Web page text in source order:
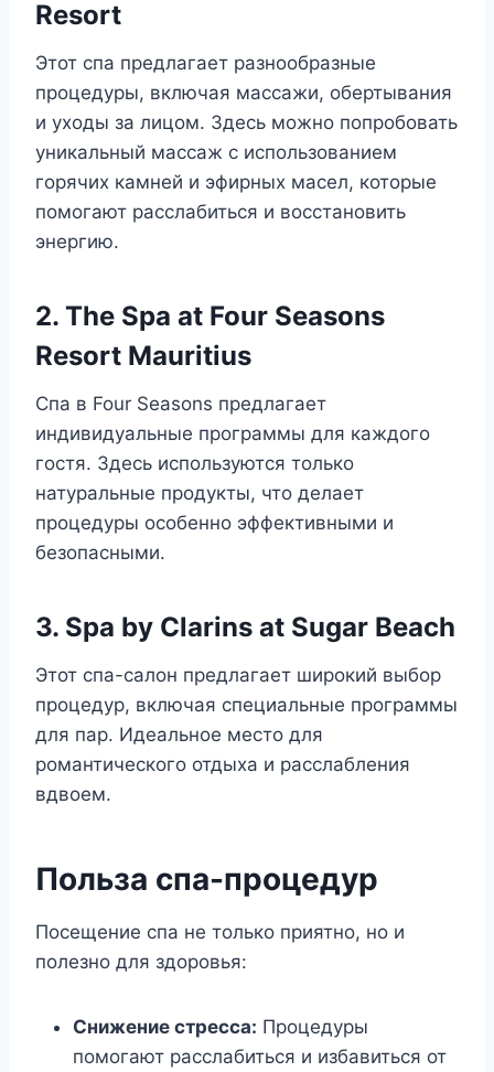
Resort
Этот спа предлагает разнообразные
процедуры, включая массажи, обертывания
и уходы за лицом. Здесь можно попробовать
уникальный массаж с использованием
горячих камней и эфирных масел, которые
помогают расслабиться и восстановить
энергию.
2. The Spa at Four Seasons
Resort Mauritius
Спа в Four Seasons предлагает
индивидуальные программы для каждого
гостя. Здесь используются только
натуральные продукты, что делает
процедуры особенно эффективными и
безопасными.
3. Spa by Clarins at Sugar Beach
Этот спа-салон предлагает широкий выбор
процедур, включая специальные программы
для пар. Идеальное место для
романтического отдыха и расслабления
вдвоем.
Польза спа-процедур
Посещение спа не только приятно, но и
полезно для здоровья:
Снижение стресса: Процедуры
помогают расслабиться и избавиться от